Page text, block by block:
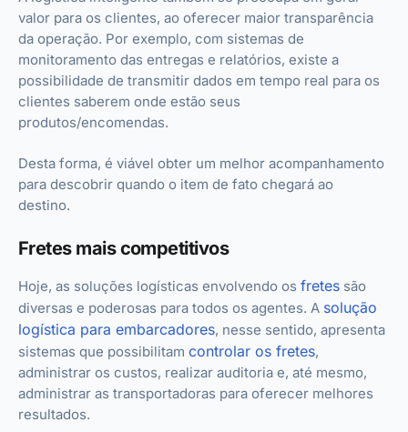
valor para os clientes, ao oferecer maior transparência
da operação. Por exemplo, com sistemas de
monitoramento das entregas e relatórios, existe a
possibilidade de transmitir dados em tempo real para os
clientes saberem onde estão seus
produtos/encomendas.
Desta forma, é viável obter um melhor acompanhamento
para descobrir quando o item de fato chegará ao
destino.
Fretes mais competitivos
Hoje, as soluções logísticas envolvendo os fretes são
diversas e poderosas para todos os agentes. A solução
logística para embarcadores, nesse sentido, apresenta
sistemas que possibilitam controlar os fretes,
administrar os custos, realizar auditoria e, até mesmo,
administrar as transportadoras para oferecer melhores
resultados.